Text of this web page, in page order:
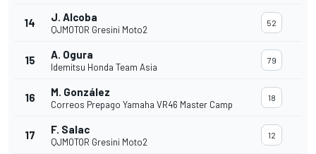
14 J. Alcoba
QJMOTOR Gresini Moto2
52
15 A. Ogura
Idemitsu Honda Team Asia
79
16 M. González
Correos Prepago Yamaha VR46 Master Camp
18
17 F. Salac
QJMOTOR Gresini Moto2
12